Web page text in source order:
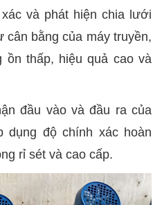
và phát hiện chia lưới
cân bằng của máy truyền,
ồn thấp, hiệu quả cao và
đầu vào và đầu ra của
dụng độ chính xác hoàn
rỉ sét và cao cấp.